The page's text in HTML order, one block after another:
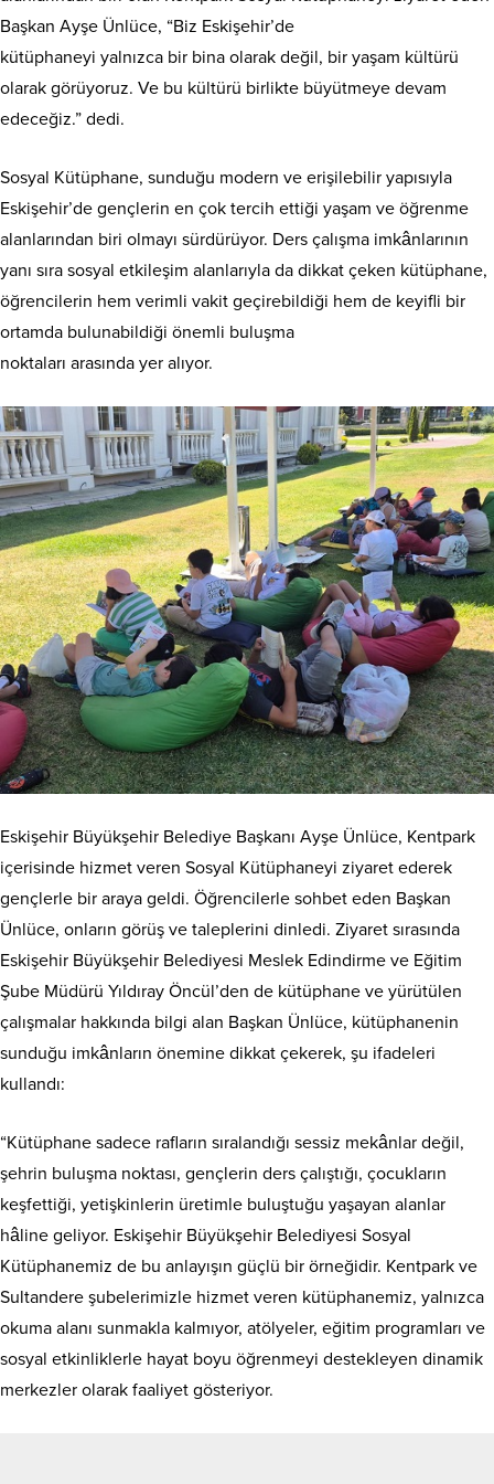
Başkan Ayşe Ünlüce, “Biz Eskişehir’de
kütüphaneyi yalnızca bir bina olarak değil, bir yaşam kültürü
olarak görüyoruz. Ve bu kültürü birlikte büyütmeye devam
edeceğiz.” dedi.
Sosyal Kütüphane, sunduğu modern ve erişilebilir yapısıyla
Eskişehir’de gençlerin en çok tercih ettiği yaşam ve öğrenme
alanlarından biri olmayı sürdürüyor. Ders çalışma imkânlarının
yanı sıra sosyal etkileşim alanlarıyla da dikkat çeken kütüphane,
öğrencilerin hem verimli vakit geçirebildiği hem de keyifli bir
ortamda bulunabildiği önemli buluşma
noktaları arasında yer alıyor.
Eskişehir Büyükşehir Belediye Başkanı Ayşe Ünlüce, Kentpark
içerisinde hizmet veren Sosyal Kütüphaneyi ziyaret ederek
gençlerle bir araya geldi. Öğrencilerle sohbet eden Başkan
Ünlüce, onların görüş ve taleplerini dinledi. Ziyaret sırasında
Eskişehir Büyükşehir Belediyesi Meslek Edindirme ve Eğitim
Şube Müdürü Yıldıray Öncül’den de kütüphane ve yürütülen
çalışmalar hakkında bilgi alan Başkan Ünlüce, kütüphanenin
sunduğu imkânların önemine dikkat çekerek, şu ifadeleri
kullandı:
“Kütüphane sadece rafların sıralandığı sessiz mekânlar değil,
şehrin buluşma noktası, gençlerin ders çalıştığı, çocukların
keşfettiği, yetişkinlerin üretimle buluştuğu yaşayan alanlar
hâline geliyor. Eskişehir Büyükşehir Belediyesi Sosyal
Kütüphanemiz de bu anlayışın güçlü bir örneğidir. Kentpark ve
Sultandere şubelerimizle hizmet veren kütüphanemiz, yalnızca
okuma alanı sunmakla kalmıyor, atölyeler, eğitim programları ve
sosyal etkinliklerle hayat boyu öğrenmeyi destekleyen dinamik
merkezler olarak faaliyet gösteriyor.